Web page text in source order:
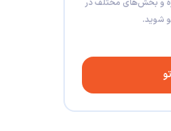
و بخش‌های مختلف در
شوید.